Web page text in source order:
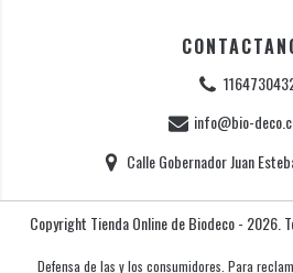
info@bio-
Calle Gobernador Juan
Copyright Tienda Online de Biodeco - 2026.
Defensa de las y los consumidores. Para